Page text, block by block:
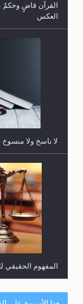
هل يُحسب حول
القرآن قاضٍ وحكمٌ
العكس
لا ناسخ ولا منسوخ
المفهوم الحقيقي